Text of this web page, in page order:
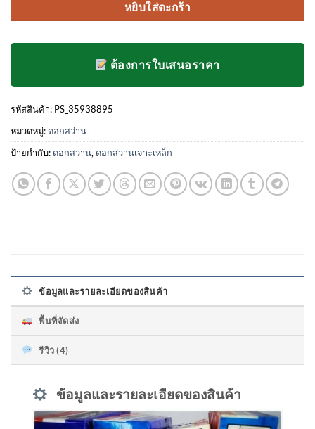
หยิบใส่ตะกร้า
ต้องการใบเสนอราคา
รหัสสินค้า: PS_35938895
หมวดหมู่: ดอกสว่าน
ป้ายกำกับ: ดอกสว่าน, ดอกสว่านเจาะเหล็ก
ข้อมูลและรายละเอียดของสินค้า
พื้นที่จัดส่ง
รีวิว (4)
ข้อมูลและรายละเอียดของสินค้า